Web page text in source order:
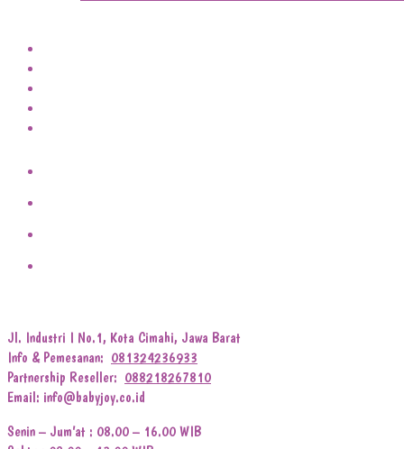
Jl. Industri I No.1, Kota Cimahi, Jawa Barat
Info & Pemesanan: 081324236933
Partnership Reseller: 088218267810
Email: info@babyjoy.co.id
Senin – Jum’at : 08.00 – 16.00 WIB